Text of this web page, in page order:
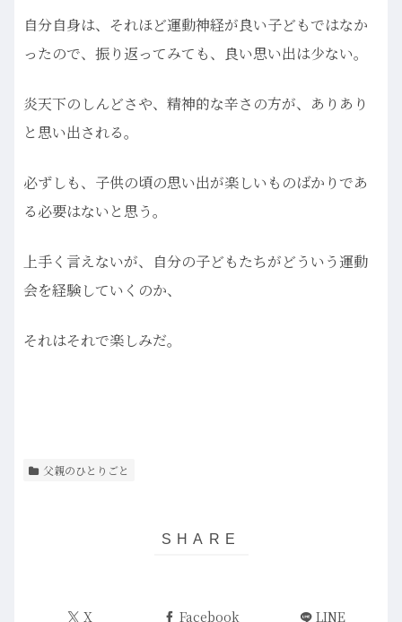
自分自身は、それほど運動神経が良い子どもではなか
ったので、振り返ってみても、良い思い出は少ない。
炎天下のしんどさや、精神的な辛さの方が、ありあり
と思い出される。
必ずしも、子供の頃の思い出が楽しいものばかりであ
る必要はないと思う。
上手く言えないが、自分の子どもたちがどういう運動
会を経験していくのか、
それはそれで楽しみだ。
父親のひとりごと
X Facebook LINE